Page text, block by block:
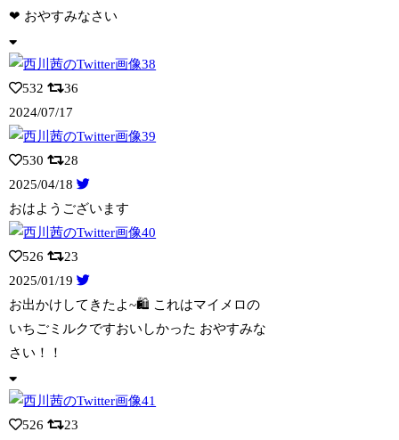
❤︎ おやすみなさい
532
36
2024/07/17
530
28
2025/04/18
おはようございます
526
23
2025/01/19
お出かけしてきたよ~🛍 これはマイメロの
いちごミルクですおいしかった おやすみな
さい！！
526
23